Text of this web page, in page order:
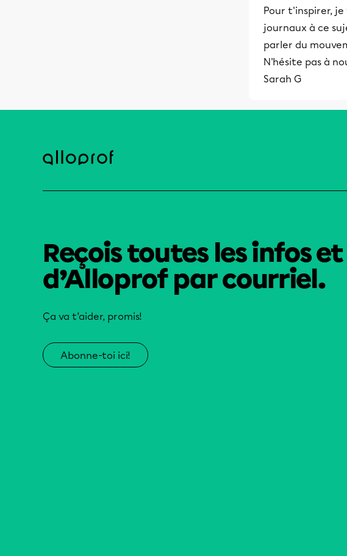
Pour t'inspirer,
journaux à ce
parler du
N'hésite pas à
Sarah G
Reçois toutes les infos
d’Alloprof par courriel.
Ça va t’aider, promis!
Abonne-toi ici!